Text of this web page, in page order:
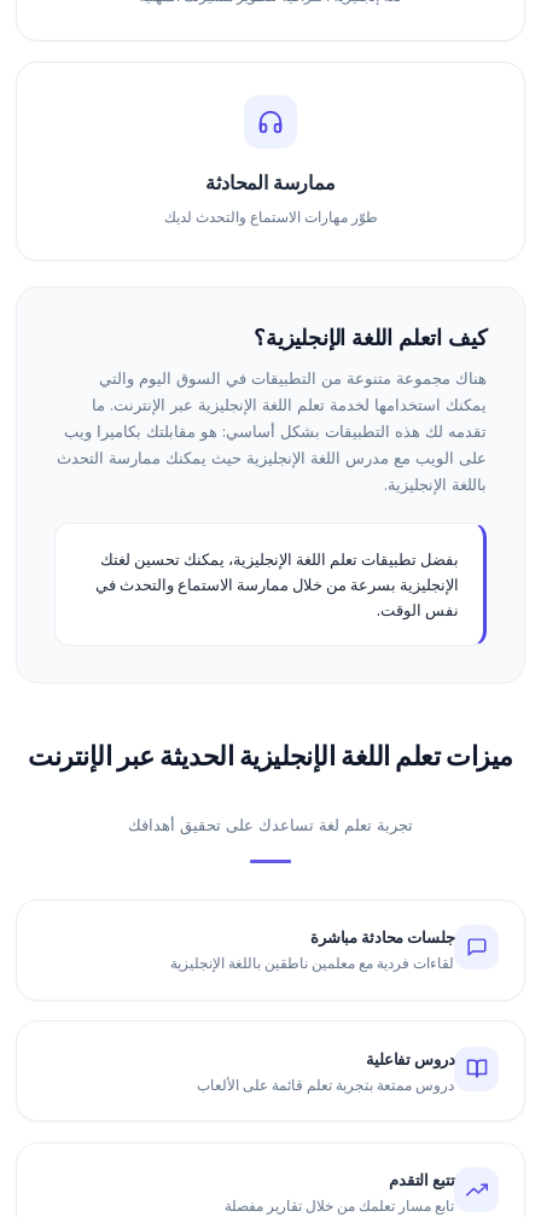
ممارسة المحادثة
طوّر مهارات الاستماع والتحدث لديك
كيف اتعلم اللغة الإنجليزية؟
هناك مجموعة متنوعة من التطبيقات في السوق اليوم والتي
يمكنك استخدامها لخدمة تعلم اللغة الإنجليزية عبر الإنترنت. ما
تقدمه لك هذه التطبيقات بشكل أساسي: هو مقابلتك بكاميرا ويب
على الويب مع مدرس اللغة الإنجليزية حيث يمكنك ممارسة التحدث
باللغة الإنجليزية.
بفضل تطبيقات تعلم اللغة الإنجليزية، يمكنك تحسين لغتك
الإنجليزية بسرعة من خلال ممارسة الاستماع والتحدث في
نفس الوقت.
ميزات تعلم اللغة الإنجليزية الحديثة عبر الإنترنت
تجربة تعلم لغة تساعدك على تحقيق أهدافك
جلسات محادثة مباشرة
لقاءات فردية مع معلمين ناطقين باللغة الإنجليزية
دروس تفاعلية
دروس ممتعة بتجربة تعلم قائمة على الألعاب
تتبع التقدم
تابع مسار تعلمك من خلال تقارير مفصلة